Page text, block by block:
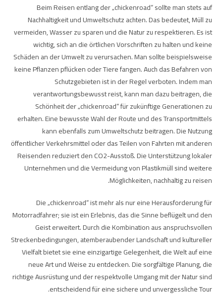
Beim Reisen entlang der „chickenroad“ sollte man stets auf
Nachhaltigkeit und Umweltschutz achten. Das bedeutet, Müll zu
vermeiden, Wasser zu sparen und die Natur zu respektieren. Es ist
wichtig, sich an die örtlichen Vorschriften zu halten und keine
Schäden an der Umwelt zu verursachen. Man sollte beispielsweise
keine Pflanzen pflücken oder Tiere fangen. Auch das Befahren von
Schutzgebieten ist in der Regel verboten. Indem man
verantwortungsbewusst reist, kann man dazu beitragen, die
Schönheit der „chickenroad“ für zukünftige Generationen zu
erhalten. Eine bewusste Wahl der Route und des Transportmittels
kann ebenfalls zum Umweltschutz beitragen. Die Nutzung
öffentlicher Verkehrsmittel oder das Teilen von Fahrten mit anderen
Reisenden reduziert den CO2-Ausstoß. Die Unterstützung lokaler
Unternehmen und die Vermeidung von Plastikmüll sind weitere
Möglichkeiten, nachhaltig zu reisen.
Die „chickenroad“ ist mehr als nur eine Herausforderung für
Motorradfahrer; sie ist ein Erlebnis, das die Sinne beflügelt und den
Geist erweitert. Durch die Kombination aus anspruchsvollen
Streckenbedingungen, atemberaubender Landschaft und kultureller
Vielfalt bietet sie eine einzigartige Gelegenheit, die Welt auf eine
neue Art und Weise zu entdecken. Die sorgfältige Planung, die
richtige Ausrüstung und der respektvolle Umgang mit der Natur sind
entscheidend für eine sichere und unvergessliche Tour.